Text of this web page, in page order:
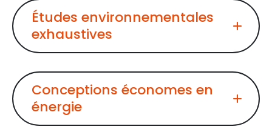
Études environnementales
exhaustives
Conceptions économes en
énergie